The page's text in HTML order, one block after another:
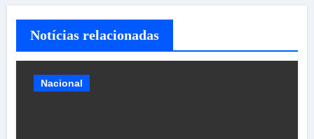
Notícias relacionadas
Nacional